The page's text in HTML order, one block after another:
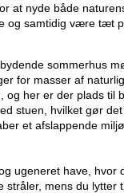
at nyde både
og samtidig være tæt
sommerhus
for masser af
og her er der plads
stuen, hvilket gør
et afslappende
ugeneret have,
stråler, mens du